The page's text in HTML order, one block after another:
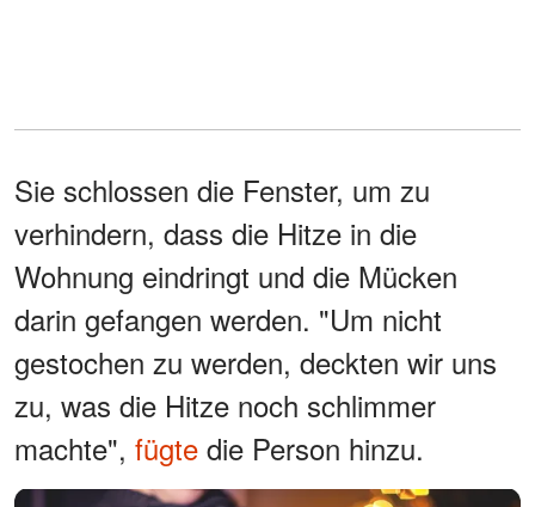
Sie schlossen die Fenster, um zu
verhindern, dass die Hitze in die
Wohnung eindringt und die Mücken
darin gefangen werden. "Um nicht
gestochen zu werden, deckten wir uns
zu, was die Hitze noch schlimmer
machte", fügte die Person hinzu.